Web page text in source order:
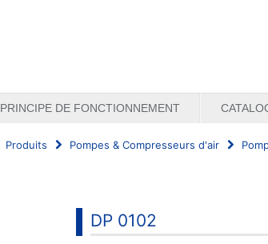
PRINCIPE DE FONCTIONNEMENT
Produits Pompes & Compresseurs d'air
DP 0102